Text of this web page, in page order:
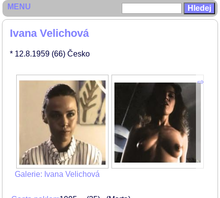
Ivana Velichová
* 12.8.1959 (66) Česko
Galerie: Ivana Velichová
MENU